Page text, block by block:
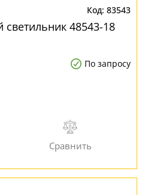
83543
48543-18
По запросу